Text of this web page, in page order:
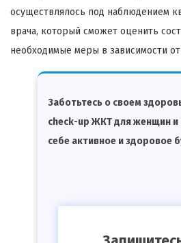
осуществлялось под наблюдением
врача, который сможет оценить
необходимые меры в зависимости
Заботьтесь о своем
check-up ЖКТ для женщин и
себе активное и здоровое